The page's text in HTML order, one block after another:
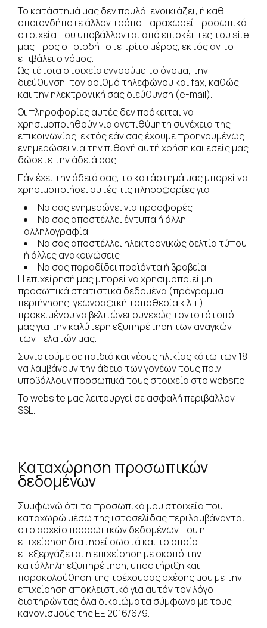
Το κατάστημά μας δεν πουλά, ενοικιάζει, ή καθ'
οποιονδήποτε άλλον τρόπο παραχωρεί προσωπικά
στοιχεία που υποβάλλονται από επισκέπτες του site
μας προς οποιοδήποτε τρίτο μέρος, εκτός αν το
επιβάλει ο νόμος.
Ως τέτοια στοιχεία εννοούμε το όνομα, την
διεύθυνση, τον αριθμό τηλεφώνου και fax, καθώς
και την ηλεκτρονική σας διεύθυνση (e-mail).
Οι πληροφορίες αυτές δεν πρόκειται να
χρησιμοποιηθούν για ανεπιθύμητη συνέχεια της
επικοινωνίας, εκτός εάν σας έχουμε προηγουμένως
ενημερώσει για την πιθανή αυτή χρήση και εσείς μας
δώσετε την άδειά σας.
Εάν έχει την άδειά σας, το κατάστημά μας μπορεί να
χρησιμοποιήσει αυτές τις πληροφορίες για:
Να σας ενημερώνει για προσφορές
Να σας αποστέλλει έντυπα ή άλλη
αλληλογραφία
Να σας αποστέλλει ηλεκτρονικώς δελτία τύπου
ή άλλες ανακοινώσεις
Να σας παραδίδει προϊόντα ή βραβεία
Η επιχείρησή μας μπορεί να χρησιμοποιεί μη
προσωπικά στατιστικά δεδομένα (πρόγραμμα
περιήγησης, γεωγραφική τοποθεσία κ.λπ.)
προκειμένου να βελτιώνει συνεχώς τον ιστότοπό
μας για την καλύτερη εξυπηρέτηση των αναγκών
των πελατών μας.
Συνιστούμε σε παιδιά και νέους ηλικίας κάτω των 18
να λαμβάνουν την άδεια των γονέων τους πριν
υποβάλλουν προσωπικά τους στοιχεία στο website.
Το website μας λειτουργεί σε ασφαλή περιβάλλον
SSL.
Καταχώρηση προσωπικών
δεδομένων
Συμφωνώ ότι τα προσωπικά μου στοιχεία που
καταχωρώ μέσω της ιστοσελίδας περιλαμβάνονται
στο αρχείο προσωπικών δεδομένων που η
επιχείρηση διατηρεί σωστά και το οποίο
επεξεργάζεται η επιχείρηση με σκοπό την
κατάλληλη εξυπηρέτηση, υποστήριξη και
παρακολούθηση της τρέχουσας σχέσης μου με την
επιχείρηση αποκλειστικά για αυτόν τον λόγο
διατηρώντας όλα δικαιώματα σύμφωνα με τους
κανονισμούς της ΕΕ 2016/679.